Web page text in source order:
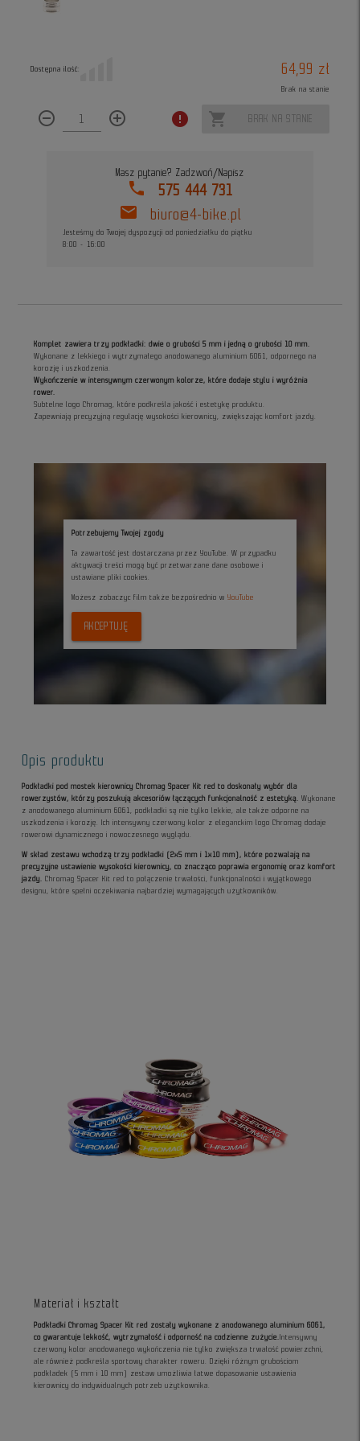
Dostępna ilość: 64,99 zł
Brak na stanie
remove_circle_outline add_circle_outline error shopping_cart BRAK NA STANIE
Masz pytanie? Zadzwoń/Napisz
phone 575 444 731
mail biuro@4-bike.pl
Jesteśmy do Twojej dyspozycji od poniedziałku do piątku
8:00 - 16:00
Komplet zawiera trzy podkładki: dwie o grubości 5 mm i jedną o grubości 10 mm.
Wykonane z lekkiego i wytrzymałego anodowanego aluminium 6061, odpornego na
korozję i uszkodzenia.
Wykończenie w intensywnym czerwonym kolorze, które dodaje stylu i wyróżnia
rower.
Subtelne logo Chromag, które podkreśla jakość i estetykę produktu.
Zapewniają precyzyjną regulację wysokości kierownicy, zwiększając komfort jazdy.
Potrzebujemy Twojej zgody
Ta zawartość jest dostarczana przez YouTube. W przypadku
aktywacji treści mogą być przetwarzane dane osobowe i
ustawiane pliki cookies.
Możesz zobaczyc film także bezpośrednio w YouTube
AKCEPTUJĘ
Opis produktu
Podkładki pod mostek kierownicy Chromag Spacer Kit red to doskonały wybór dla
rowerzystów, którzy poszukują akcesoriów łączących funkcjonalność z estetyką. Wykonane
z anodowanego aluminium 6061, podkładki są nie tylko lekkie, ale także odporne na
uszkodzenia i korozję. Ich intensywny czerwony kolor z eleganckim logo Chromag dodaje
rowerowi dynamicznego i nowoczesnego wyglądu.
W skład zestawu wchodzą trzy podkładki (2x5 mm i 1x10 mm), które pozwalają na
precyzyjne ustawienie wysokości kierownicy, co znacząco poprawia ergonomię oraz komfort
jazdy. Chromag Spacer Kit red to połączenie trwałości, funkcjonalności i wyjątkowego
designu, które spełni oczekiwania najbardziej wymagających użytkowników.
Materiał i kształt
Podkładki Chromag Spacer Kit red zostały wykonane z anodowanego aluminium 6061,
co gwarantuje lekkość, wytrzymałość i odporność na codzienne zużycie. Intensywny
czerwony kolor anodowanego wykończenia nie tylko zwiększa trwałość powierzchni,
ale również podkreśla sportowy charakter roweru. Dzięki różnym grubościom
podkładek (5 mm i 10 mm) zestaw umożliwia łatwe dopasowanie ustawienia
kierownicy do indywidualnych potrzeb użytkownika.